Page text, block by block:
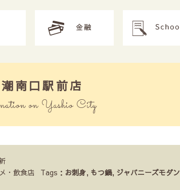
南口駅前店
on Yashio City
・飲食店 Tags： お刺身, もつ鍋, ジャパニーズモダン